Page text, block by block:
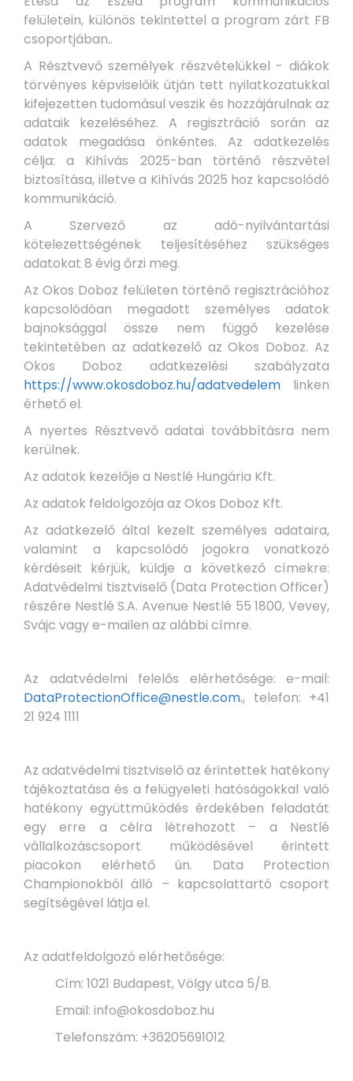
felületein, különös tekintettel a program zárt FB
csoportjában..
A Résztvevő személyek részvételükkel - diákok
törvényes képviselőik útján tett nyilatkozatukkal
kifejezetten tudomásul veszik és hozzájárulnak az
adataik kezeléséhez. A regisztráció során az
adatok megadása önkéntes. Az adatkezelés
célja: a Kihívás 2025-ban történő részvétel
biztosítása, illetve a Kihívás 2025 hoz kapcsolódó
kommunikáció.
A Szervező az adó-nyilvántartási
kötelezettségének teljesítéséhez szükséges
adatokat 8 évig őrzi meg.
Az Okos Doboz felületen történő regisztrációhoz
kapcsolódóan megadott személyes adatok
bajnoksággal össze nem függő kezelése
tekintetében az adatkezelő az Okos Doboz. Az
Okos Doboz adatkezelési szabályzata
https://www.okosdoboz.hu/adatvedelem linken
érhető el.
A nyertes Résztvevő adatai továbbításra nem
kerülnek.
Az adatok kezelője a Nestlé Hungária Kft.
Az adatok feldolgozója az Okos Doboz Kft.
Az adatkezelő által kezelt személyes adataira,
valamint a kapcsolódó jogokra vonatkozó
kérdéseit kérjük, küldje a következő címekre:
Adatvédelmi tisztviselő (Data Protection Officer)
részére Nestlé S.A. Avenue Nestlé 55 1800, Vevey,
Svájc vagy e-mailen az alábbi címre.
Az adatvédelmi felelős elérhetősége: e-mail:
DataProtectionOffice@nestle.com., telefon: +41
21 924 1111
Az adatvédelmi tisztviselő az érintettek hatékony
tájékoztatása és a felügyeleti hatóságokkal való
hatékony együttműködés érdekében feladatát
egy erre a célra létrehozott – a Nestlé
vállalkozáscsoport működésével érintett
piacokon elérhető ún. Data Protection
Championokból álló – kapcsolattartó csoport
segítségével látja el.
Az adatfeldolgozó elérhetősége:
Cím: 1021 Budapest, Völgy utca 5/B.
Email: info@okosdoboz.hu
Telefonszám: +36205691012